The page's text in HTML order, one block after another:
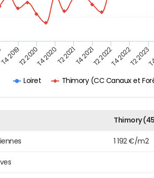
Loiret Thimory (CC Canaux et
T4 2019T2 2020T4 2020T2 2021T4 2021T2 2022T4 2022T2 2023
Thimory
1 192 €/m2